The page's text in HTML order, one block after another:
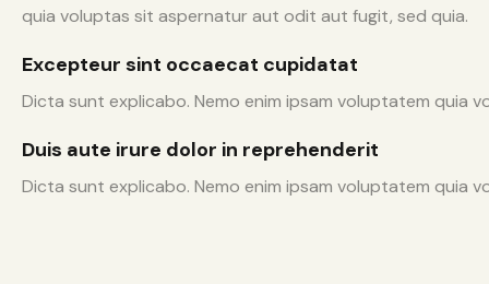
quia voluptas sit aspernatur aut odit aut fugit, sed quia.
Excepteur sint occaecat cupidatat
Dicta sunt explicabo. Nemo enim ipsam voluptatem quia
Duis aute irure dolor in reprehenderit
Dicta sunt explicabo. Nemo enim ipsam voluptatem